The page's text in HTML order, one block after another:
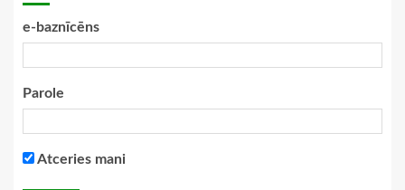
e-baznīcēns
Parole
Atceries mani